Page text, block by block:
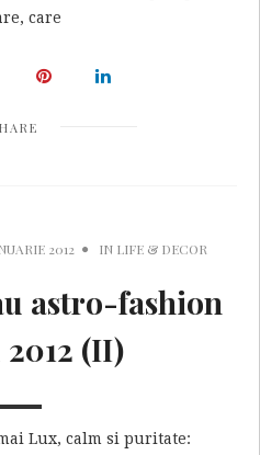
care
2012 IN LIFE & DECOR
astro-fashion
(II)
Lux, calm si puritate: